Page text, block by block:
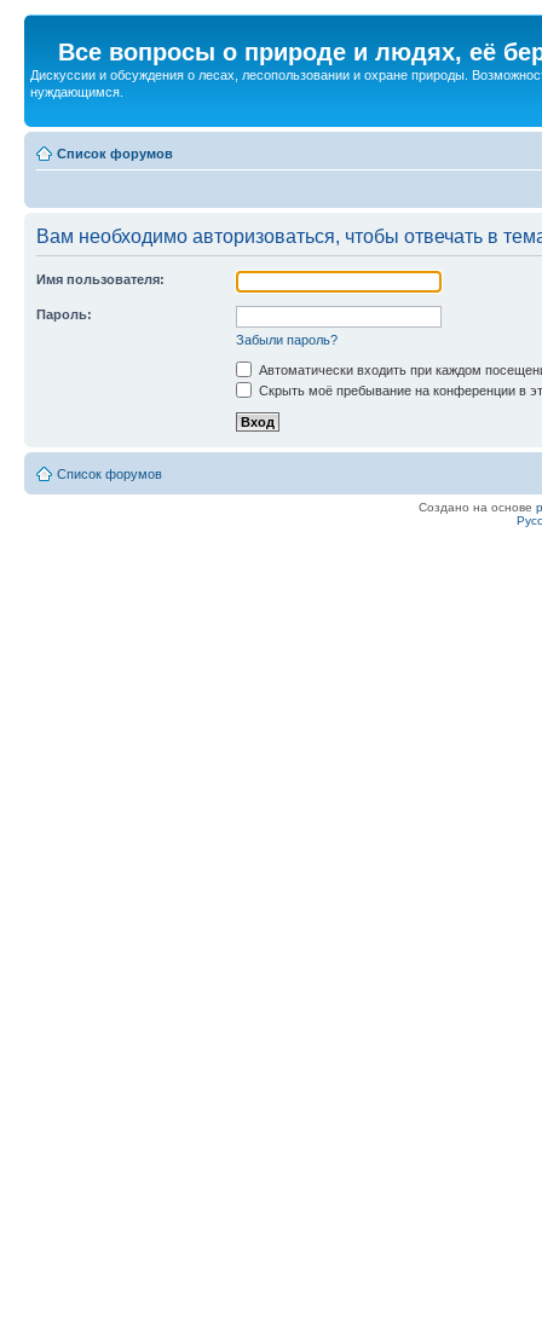
Все вопросы о природе и людях, её
Дискуссии и обсуждения о лесах, лесопользовании и охране природы.
нуждающимся.
Список форумов
Вам необходимо авторизоваться, чтобы отвечать в
Имя пользователя:
Пароль:
Забыли пароль?
Автоматически входить при каждом
Скрыть моё пребывание на конференции в
Список форумов
Создано на основе